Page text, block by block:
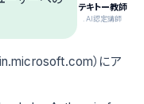
テキトー教師
.AI認定講師
）にア